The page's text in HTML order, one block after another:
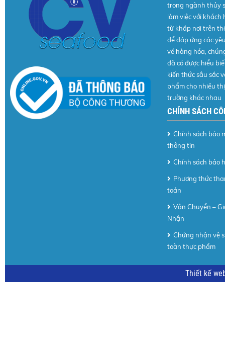
trong ngành thủy
làm việc với khách
từ khắp nơi trên
để đáp ứng các
về hàng hóa,
đã có được hiểu
kiến thức sâu sắc
phẩm cho nhiều thị
trường khác nhau
CHÍNH SÁCH
Chính sách bảo
thông tin
Chính sách bảo
Phương thức
toán
Vận Chuyển –
Nhận
Chứng nhận vệ
toàn thực phẩm
Thiết kế